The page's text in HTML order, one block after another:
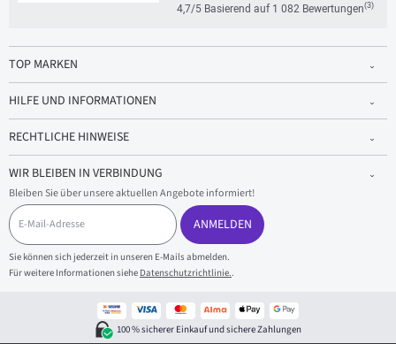
4,7/5 Basierend auf 1 082 Bewertungen(3)
TOP MARKEN
HILFE UND INFORMATIONEN
RECHTLICHE HINWEISE
WIR BLEIBEN IN VERBINDUNG
Bleiben Sie über unsere aktuellen Angebote informiert!
E
-
M
a
i
l
ANMELDEN
Sie können sich jederzeit in unseren E-Mails abmelden.
Für weitere Informationen siehe Datenschutzrichtlinie..
100 % sicherer Einkauf und sichere Zahlungen